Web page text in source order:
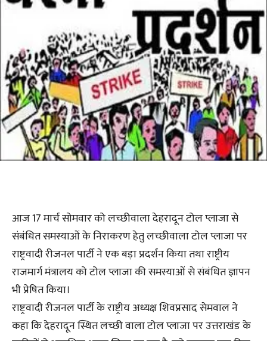
आज 17 मार्च सोमवार को लच्छीवाला देहरादून टोल प्लाजा से
संबंधित समस्याओं के निराकरण हेतु लच्छीवाला टोल प्लाजा पर
राष्ट्रवादी रीजनल पार्टी ने एक बड़ा प्रदर्शन किया तथा राष्ट्रीय
राजमार्ग मंत्रालय को टोल प्लाजा की समस्याओं से संबंधित ज्ञापन
भी प्रेषित किया।
राष्ट्रवादी रीजनल पार्टी के राष्ट्रीय अध्यक्ष शिवप्रसाद सेमवाल ने
कहा कि देहरादून स्थित लच्छी वाला टोल प्लाजा पर उत्तराखंड के